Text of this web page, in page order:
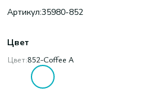
Артикул:35980-852
Цвет
Цвет:852-Coffee A